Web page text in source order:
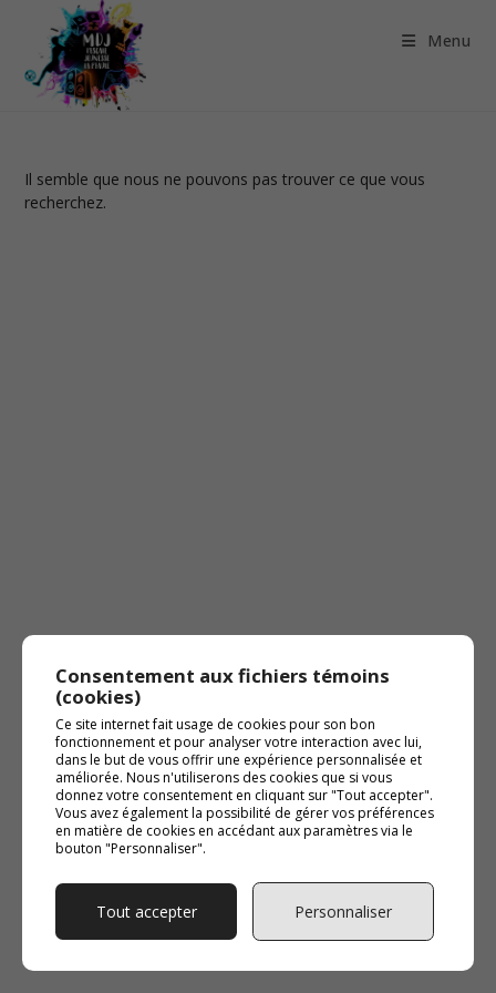
contenu
Menu
Il semble que nous ne pouvons pas trouver ce que vous
recherchez.
Consentement aux fichiers témoins
(cookies)
Ce site internet fait usage de cookies pour son bon
fonctionnement et pour analyser votre interaction avec lui,
dans le but de vous offrir une expérience personnalisée et
améliorée. Nous n'utiliserons des cookies que si vous
donnez votre consentement en cliquant sur "Tout accepter".
Vous avez également la possibilité de gérer vos préférences
en matière de cookies en accédant aux paramètres via le
bouton "Personnaliser".
Tout accepter Personnaliser